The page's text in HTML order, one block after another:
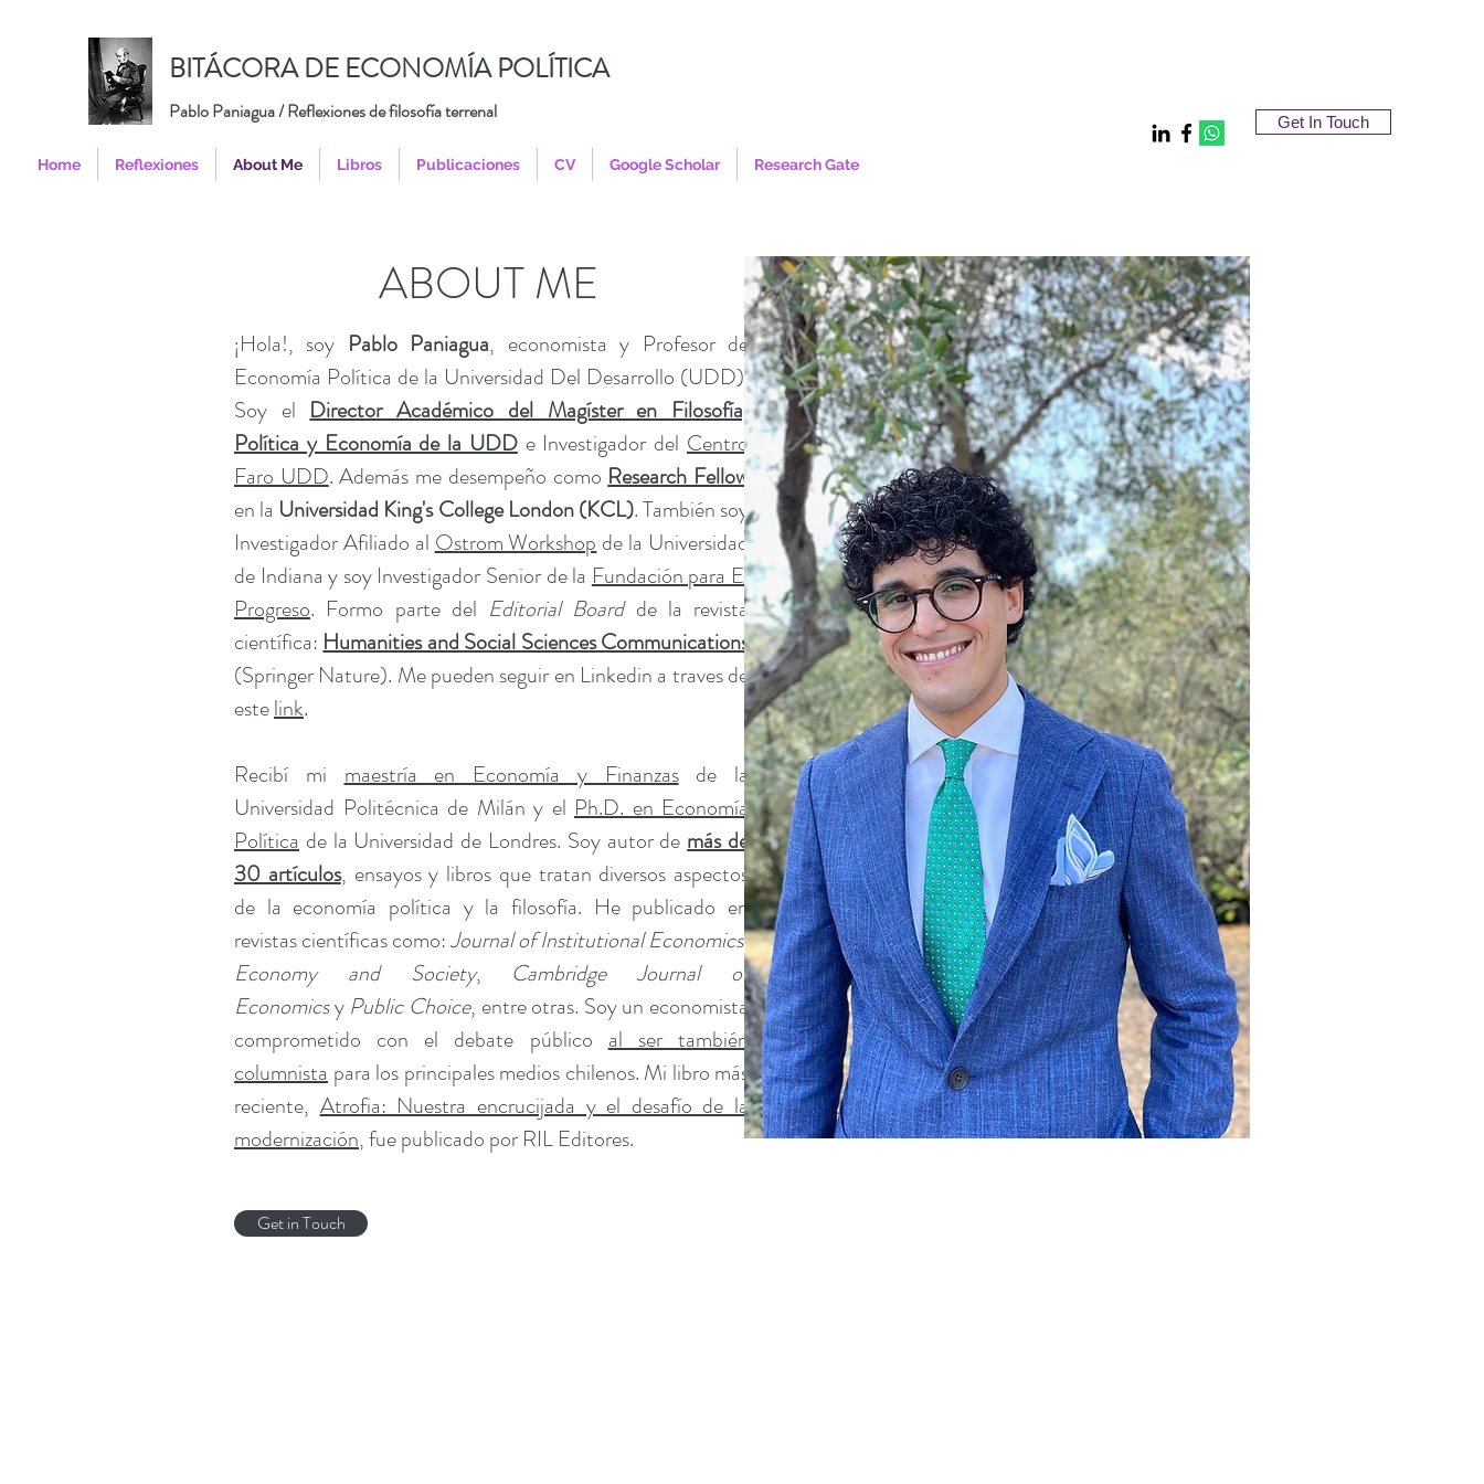
BITÁCORA DE ECONOMÍA POLÍTICA
Pablo Paniagua / Reflexiones de filosofía terrenal Get In Touch
Home Reflexiones About Me Libros Publicaciones CV Google Scholar Research Gate
ABOUT ME
¡Hola!, soy Pablo Paniagua, economista y Profesor de
Economía Política de la Universidad Del Desarrollo (UDD).
Soy el Director Académico del Magíster en Filosofía,
Política y Economía de la UDD e Investigador delCentro
Faro UDD. Además me desempeño comoResearch Fellow
en la Universidad King's College London (KCL). También soy
Investigador Afiliado alOstrom Workshopde la Universidad
de Indiana y soy Investigador Senior de laFundación para El
Progreso. Formo parte del Editorial Boardde la revista
científica:Humanities and Social Sciences Communications
(Springer Nature). Me pueden seguir en Linkedin a traves de
estelink.
Recibí mimaestría en Economía y Finanzasde la
Universidad Politécnica de Milán y el Ph.D. en Economía
Política de la Universidad de Londres. Soy autor demás de
30 artículos, ensayos y libros que tratan diversos aspectos
de la economía política y la filosofía. He publicado en
revistas científicas como:Journal of Institutional Economics,
Economy and Society, Cambridge Journal of
Economicsy Public Choice, entre otras. Soy un economista
comprometido con el debate públicoal ser también
columnista para los principales medios chilenos. Mi libro más
reciente,Atrofia: Nuestra encrucijada y el desafío de la
modernización, fue publicado por RIL Editores.
Get in Touch